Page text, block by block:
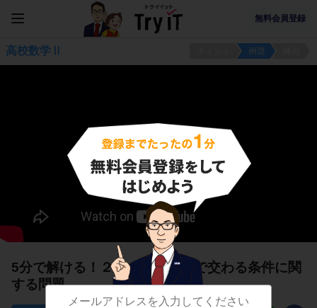
無料会員登録
高校数学Ⅱ 例題
5分で解ける！２つの円が２点で交わる条件に関
する問題